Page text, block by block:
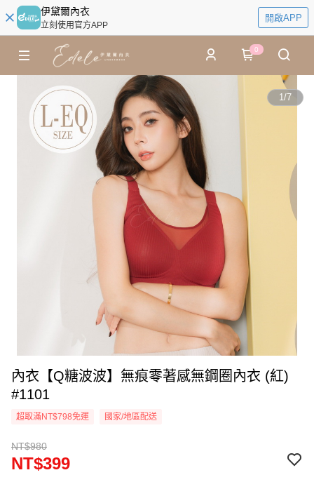
伊黛爾內衣
立刻使用官方APP
開啟APP
0
1/7
內衣【Q糖波波】無痕零著感無鋼圈內衣 (紅)
#1101
超取滿NT$798免運 國家/地區配送
NT$980
NT$399